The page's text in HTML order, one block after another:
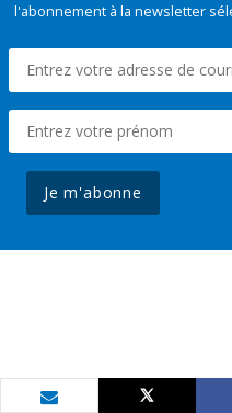
l'abonnement à la newsletter
Je m'abonne